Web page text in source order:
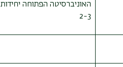
האוניברסיטה הפתוחה יחידות
2-3